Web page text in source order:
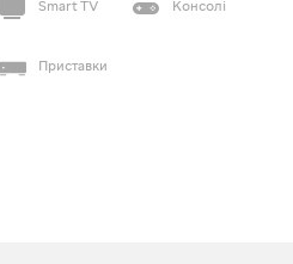
Smart TV Консолі
Приставки